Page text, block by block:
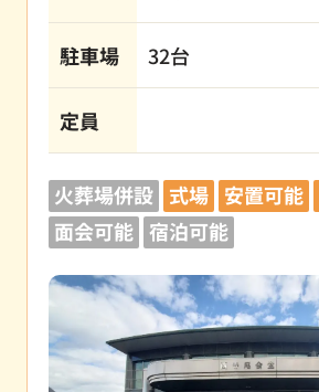
駐車場 32台
定員
火葬場併設 式場 安置可能
面会可能 宿泊可能